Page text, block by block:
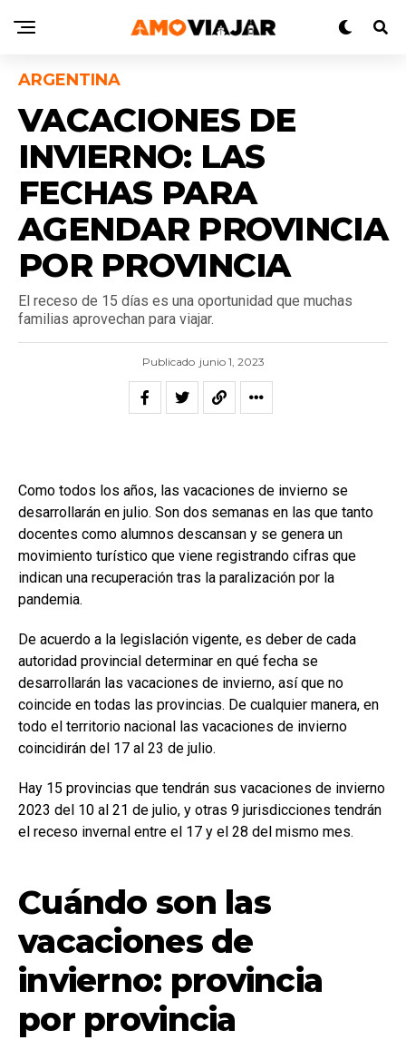
ARGENTINA
VACACIONES DE
INVIERNO: LAS
FECHAS PARA
AGENDAR PROVINCIA
POR PROVINCIA
El receso de 15 días es una oportunidad que muchas
familias aprovechan para viajar.
Publicado junio 1, 2023
Como todos los años, las vacaciones de invierno se
desarrollarán en julio. Son dos semanas en las que tanto
docentes como alumnos descansan y se genera un
movimiento turístico que viene registrando cifras que
indican una recuperación tras la paralización por la
pandemia.
De acuerdo a la legislación vigente, es deber de cada
autoridad provincial determinar en qué fecha se
desarrollarán las vacaciones de invierno, así que no
coincide en todas las provincias. De cualquier manera, en
todo el territorio nacional las vacaciones de invierno
coincidirán del 17 al 23 de julio.
Hay 15 provincias que tendrán sus vacaciones de invierno
2023 del 10 al 21 de julio, y otras 9 jurisdicciones tendrán
el receso invernal entre el 17 y el 28 del mismo mes.
Cuándo son las
vacaciones de
invierno: provincia
por provincia